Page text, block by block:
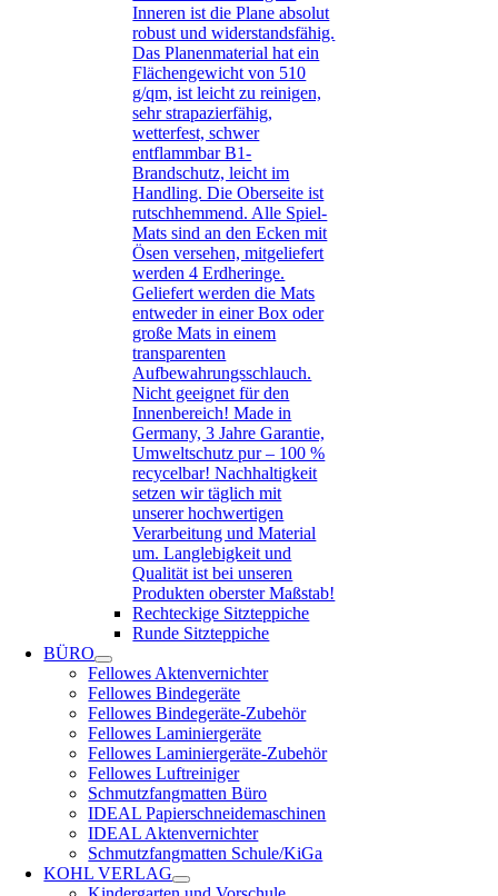
Inneren ist die Plane absolut
robust und widerstandsfähig.
Das Planenmaterial hat ein
Flächengewicht von 510
g/qm, ist leicht zu reinigen,
sehr strapazierfähig,
wetterfest, schwer
entflammbar B1-
Brandschutz, leicht im
Handling. Die Oberseite ist
rutschhemmend. Alle Spiel-
Mats sind an den Ecken mit
Ösen versehen, mitgeliefert
werden 4 Erdheringe.
Geliefert werden die Mats
entweder in einer Box oder
große Mats in einem
transparenten
Aufbewahrungsschlauch.
Nicht geeignet für den
Innenbereich! Made in
Germany, 3 Jahre Garantie,
Umweltschutz pur – 100 %
recycelbar! Nachhaltigkeit
setzen wir täglich mit
unserer hochwertigen
Verarbeitung und Material
um. Langlebigkeit und
Qualität ist bei unseren
Produkten oberster Maßstab!
Rechteckige Sitzteppiche
Runde Sitzteppiche
BÜRO
Fellowes Aktenvernichter
Fellowes Bindegeräte
Fellowes Bindegeräte-Zubehör
Fellowes Laminiergeräte
Fellowes Laminiergeräte-Zubehör
Fellowes Luftreiniger
Schmutzfangmatten Büro
IDEAL Papierschneidemaschinen
IDEAL Aktenvernichter
Schmutzfangmatten Schule/KiGa
KOHL VERLAG